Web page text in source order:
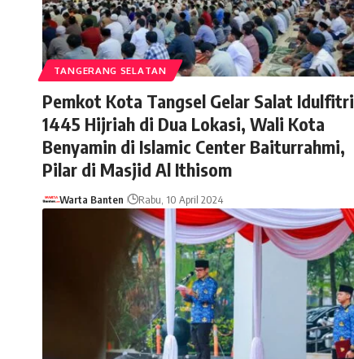
TANGERANG SELATAN
Pemkot Kota Tangsel Gelar Salat Idulfitri
1445 Hijriah di Dua Lokasi, Wali Kota
Benyamin di Islamic Center Baiturrahmi,
Pilar di Masjid Al Ithisom
Warta Banten Rabu, 10 April 2024